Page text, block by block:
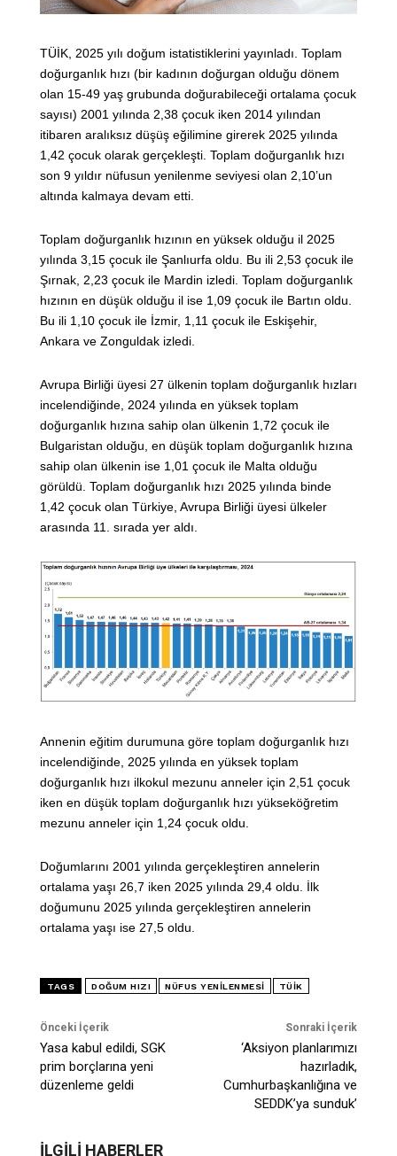
TÜİK, 2025 yılı doğum istatistiklerini yayınladı. Toplam
doğurganlık hızı (bir kadının doğurgan olduğu dönem
olan 15-49 yaş grubunda doğurabileceği ortalama çocuk
sayısı) 2001 yılında 2,38 çocuk iken 2014 yılından
itibaren aralıksız düşüş eğilimine girerek 2025 yılında
1,42 çocuk olarak gerçekleşti. Toplam doğurganlık hızı
son 9 yıldır nüfusun yenilenme seviyesi olan 2,10’un
altında kalmaya devam etti.
Toplam doğurganlık hızının en yüksek olduğu il 2025
yılında 3,15 çocuk ile Şanlıurfa oldu. Bu ili 2,53 çocuk ile
Şırnak, 2,23 çocuk ile Mardin izledi. Toplam doğurganlık
hızının en düşük olduğu il ise 1,09 çocuk ile Bartın oldu.
Bu ili 1,10 çocuk ile İzmir, 1,11 çocuk ile Eskişehir,
Ankara ve Zonguldak izledi.
Avrupa Birliği üyesi 27 ülkenin toplam doğurganlık hızları
incelendiğinde, 2024 yılında en yüksek toplam
doğurganlık hızına sahip olan ülkenin 1,72 çocuk ile
Bulgaristan olduğu, en düşük toplam doğurganlık hızına
sahip olan ülkenin ise 1,01 çocuk ile Malta olduğu
görüldü. Toplam doğurganlık hızı 2025 yılında binde
1,42 çocuk olan Türkiye, Avrupa Birliği üyesi ülkeler
arasında 11. sırada yer aldı.
Annenin eğitim durumuna göre toplam doğurganlık hızı
incelendiğinde, 2025 yılında en yüksek toplam
doğurganlık hızı ilkokul mezunu anneler için 2,51 çocuk
iken en düşük toplam doğurganlık hızı yükseköğretim
mezunu anneler için 1,24 çocuk oldu.
Doğumlarını 2001 yılında gerçekleştiren annelerin
ortalama yaşı 26,7 iken 2025 yılında 29,4 oldu. İlk
doğumunu 2025 yılında gerçekleştiren annelerin
ortalama yaşı ise 27,5 oldu.
TAGS DOĞUM HIZI NÜFUS YENILENMESI TÜİK
Önceki İçerik
Yasa kabul edildi, SGK
prim borçlarına yeni
düzenleme geldi
Sonraki İçerik
‘Aksiyon planlarımızı
hazırladık,
Cumhurbaşkanlığına ve
SEDDK’ya sunduk’
İLGİLİ HABERLER